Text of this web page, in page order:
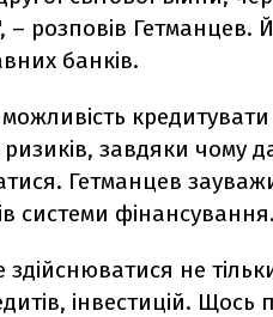
– розповів Гетманцев.
банків.
кредитувати
завдяки чому
Гетманцев
системи фінансування.
не
інвестицій.